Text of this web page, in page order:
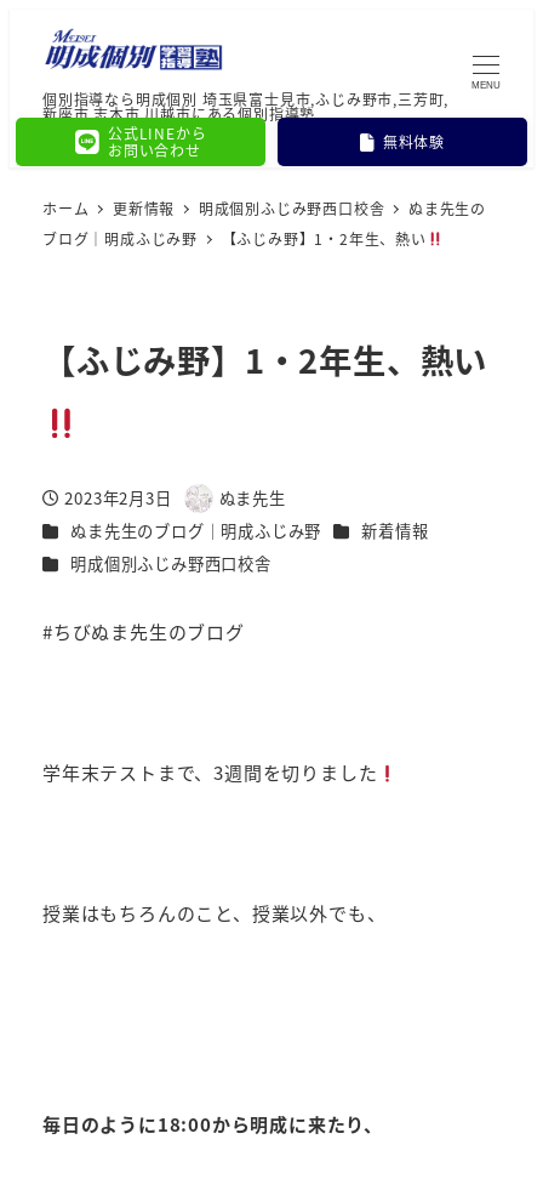
個別指導なら明成個別 埼玉県富士見市,ふじみ野市,三芳町,
新座市,志木市,川越市にある個別指導塾
公式LINEから
お問い合わせ
無料体験
MENU
ホーム 更新情報 明成個別ふじみ野西口校舎
ぬま先生の
ブログ｜明成ふじみ野
【ふじみ野】1・2年生、熱い
【ふじみ野】1・2年生、熱い
投稿日
2023年2月3日
著
者
ぬま先生
カテゴリー
ぬま先生のブログ｜明成ふじみ野 カテゴリー
新着情報
カテゴリー
明成個別ふじみ野西口校舎
#ちびぬま先生のブログ
学年末テストまで、3週間を切りました
授業はもちろんのこと、授業以外でも、
毎日のように18:00から明成に来たり、